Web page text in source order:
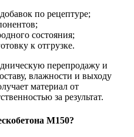
по рецептуре;
состояния;
к отгрузке.
перепродажу и
влажности и выходу
материал от
за результат.
М150?